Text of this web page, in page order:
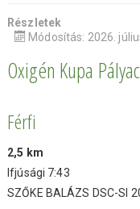
Részletek
Módosítás: 2026.
Oxigén Kupa
Férfi
2,5 km
Ifjúsági 7:43
SZŐKE BALÁZS DSC-SI